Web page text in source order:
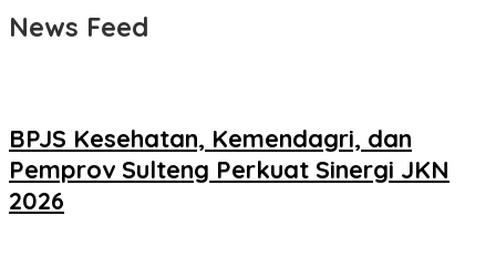
News Feed
BPJS Kesehatan, Kemendagri, dan
Pemprov Sulteng Perkuat Sinergi JKN
2026